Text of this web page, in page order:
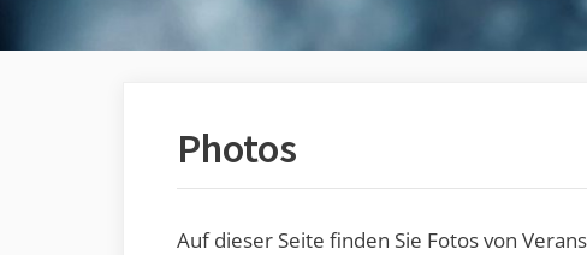
Photos
Auf dieser Seite finden Sie Fotos von